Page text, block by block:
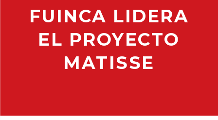
FUINCA LIDERA
EL PROYECTO
MATISSE